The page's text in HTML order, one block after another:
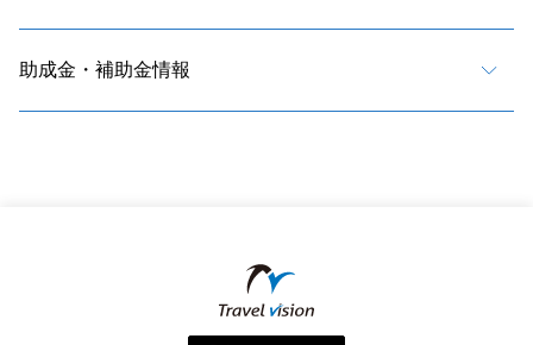
助成金・補助金情報